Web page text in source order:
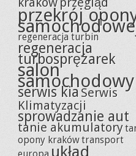
przekrój
regeneracja turbin
regeneracja
turbosprężarek
salon
samochodowy
serwis kiaSerwis
Klimatyzacji
sprowadzanie aut
tanie akumulatory
opony krakówtransport
układ